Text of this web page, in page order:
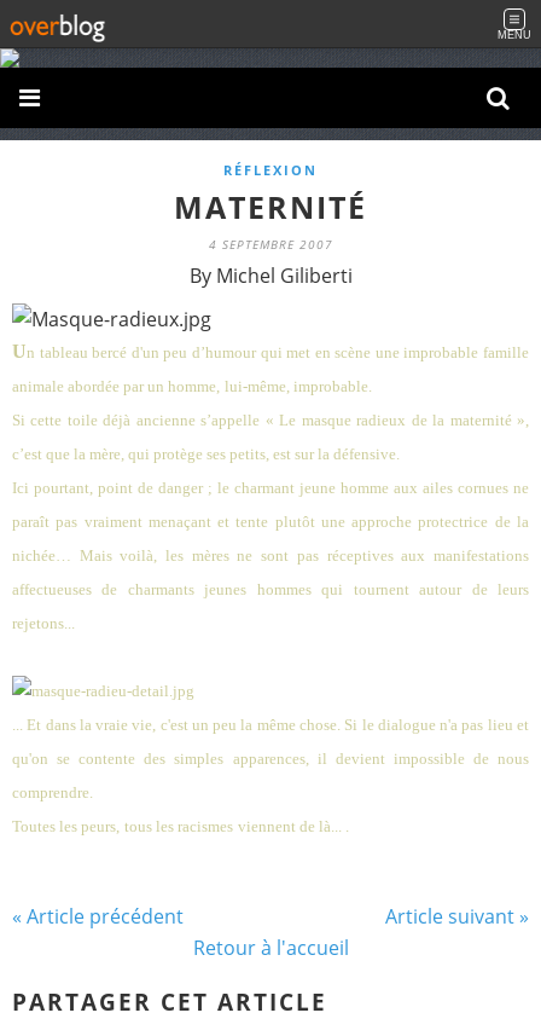
MENU
RÉFLEXION
MATERNITÉ
4 SEPTEMBRE 2007
By Michel Giliberti
Un tableau bercé d'un peu d’humour qui met en scène une improbable famille
animale abordée par un homme, lui-même, improbable.
Si cette toile déjà ancienne s’appelle « Le masque radieux de la maternité »,
c’est que la mère, qui protège ses petits, est sur la défensive.
Ici pourtant, point de danger ; le charmant jeune homme aux ailes cornues ne
paraît pas vraiment menaçant et tente plutôt une approche protectrice de la
nichée… Mais voilà, les mères ne sont pas réceptives aux manifestations
affectueuses de charmants jeunes hommes qui tournent autour de leurs
rejetons...
... Et dans la vraie vie, c'est un peu la même chose. Si le dialogue n'a pas lieu et
qu'on se contente des simples apparences, il devient impossible de nous
comprendre.
Toutes les peurs, tous les racismes viennent de là... .
« Article précédent
Article suivant »
Retour à l'accueil
PARTAGER CET ARTICLE